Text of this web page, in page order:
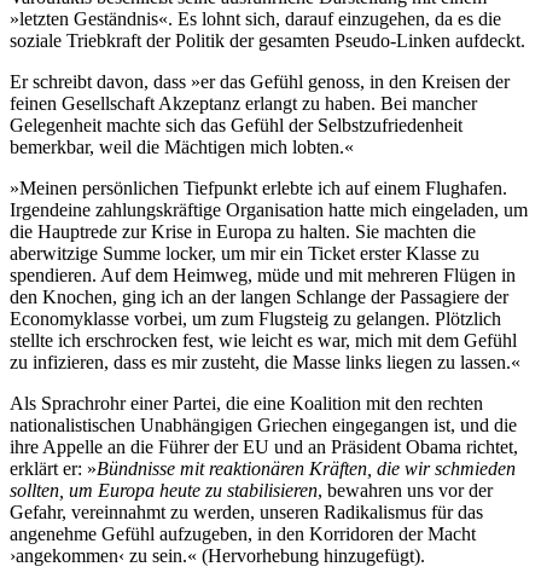
»letzten Geständnis«. Es lohnt sich, darauf einzugehen, da es die
soziale Triebkraft der Politik der gesamten Pseudo-Linken aufdeckt.
Er schreibt davon, dass »er das Gefühl genoss, in den Kreisen der
feinen Gesellschaft Akzeptanz erlangt zu haben. Bei mancher
Gelegenheit machte sich das Gefühl der Selbstzufriedenheit
bemerkbar, weil die Mächtigen mich lobten.«
»Meinen persönlichen Tiefpunkt erlebte ich auf einem Flughafen.
Irgendeine zahlungskräftige Organisation hatte mich eingeladen, um
die Hauptrede zur Krise in Europa zu halten. Sie machten die
aberwitzige Summe locker, um mir ein Ticket erster Klasse zu
spendieren. Auf dem Heimweg, müde und mit mehreren Flügen in
den Knochen, ging ich an der langen Schlange der Passagiere der
Economyklasse vorbei, um zum Flugsteig zu gelangen. Plötzlich
stellte ich erschrocken fest, wie leicht es war, mich mit dem Gefühl
zu infizieren, dass es mir zusteht, die Masse links liegen zu lassen.«
Als Sprachrohr einer Partei, die eine Koalition mit den rechten
nationalistischen Unabhängigen Griechen eingegangen ist, und die
ihre Appelle an die Führer der EU und an Präsident Obama richtet,
erklärt er: »Bündnisse mit reaktionären Kräften, die wir schmieden
sollten, um Europa heute zu stabilisieren, bewahren uns vor der
Gefahr, vereinnahmt zu werden, unseren Radikalismus für das
angenehme Gefühl aufzugeben, in den Korridoren der Macht
›angekommen‹ zu sein.« (Hervorhebung hinzugefügt).